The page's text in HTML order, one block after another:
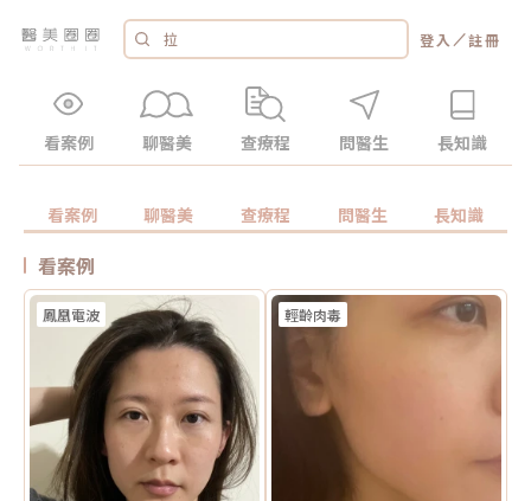
登入 ／註冊
看案例 聊醫美 查療程 問醫生 長知識
看案例 聊醫美 查療程 問醫生 長知識
看案例
鳳凰電波 輕齡肉毒